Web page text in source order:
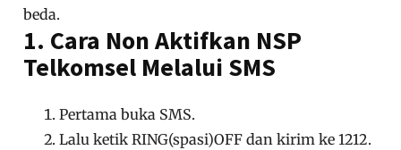
beda.
1. Cara Non Aktifkan NSP
Telkomsel Melalui SMS
Pertama buka SMS.
Lalu ketik RING(spasi)OFF dan kirim ke 1212.